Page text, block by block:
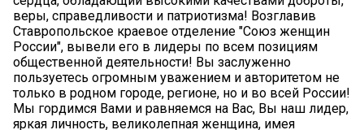
веры, справедливости и патриотизма! Возглавив
Ставропольское краевое отделение "Союз женщин
России", вывели его в лидеры по всем позициям
общественной деятельности! Вы заслуженно
пользуетесь огромным уважением и авторитетом не
только в родном городе, регионе, но и во всей России!
Мы гордимся Вами и равняемся на Вас, Вы наш лидер,
яркая личность, великолепная женщина, имея